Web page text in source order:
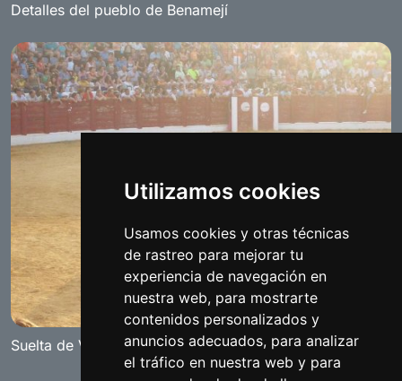
Utilizamos cookies
Usamos cookies y otras técnicas
de rastreo para mejorar tu
experiencia de navegación en
nuestra web, para mostrarte
contenidos personalizados y
anuncios adecuados, para analizar
el tráfico en nuestra web y para
Detalles del pueblo de Benamejí
Suelta de Vaquillas